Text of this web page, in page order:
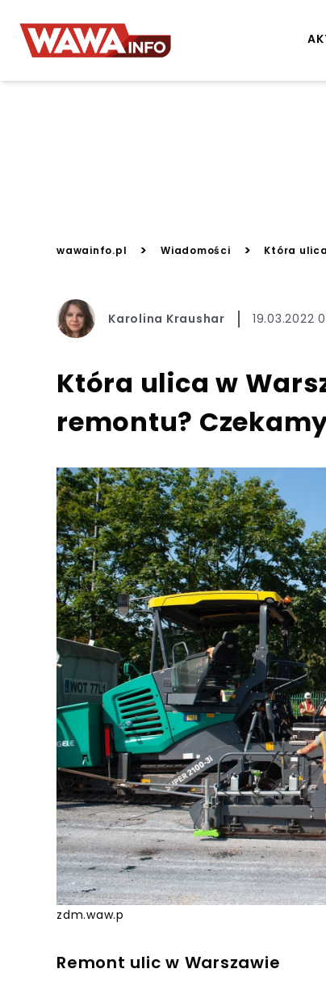
wawainfo.pl > Wiadomości > Która
Karolina Kraushar 19.03.2022
Która ulica w
remontu?
zdm.waw.p
Remont ulic w Warszawie